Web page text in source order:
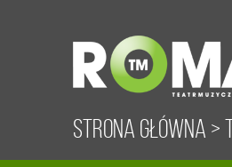
Strona główna >